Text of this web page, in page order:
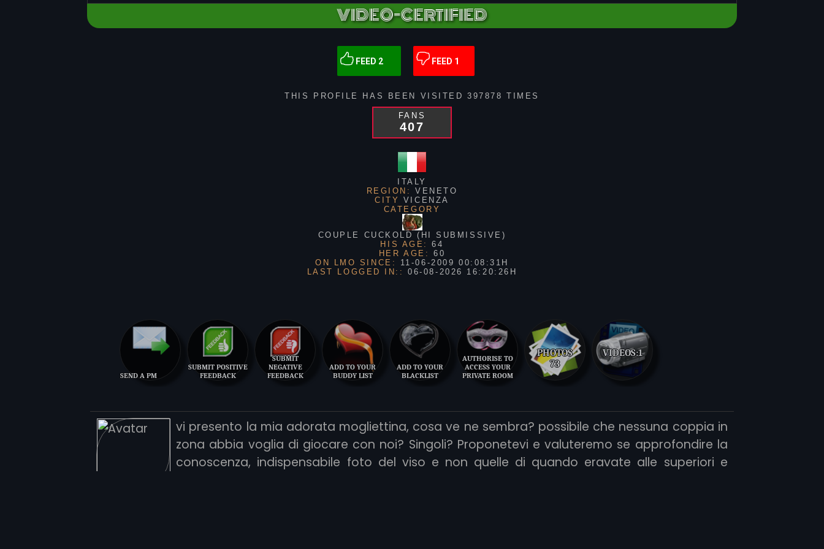
VIDEO-CERTIFIED
FEED 2 FEED 1
THIS PROFILE HAS BEEN VISITED397878 TIMES
FANS
407
ITALY
REGION:
VENETO
CITY
VICENZA
CATEGORY
COUPLE CUCKOLD (HI SUBMISSIVE)
HIS AGE:
64
HER AGE:
60
ON LMO SINCE:
11-06-2009 00:08:31H
LAST LOGGED IN::
06-08-2026 16:20:26H
SEND A PM
SUBMIT POSITIVE
FEEDBACK
SUBMIT
NEGATIVE
FEEDBACK
ADD TO YOUR
BUDDY LIST
ADD TO YOUR
BLACKLIST
AUTHORISE TO
ACCESS YOUR
PRIVATE ROOM
PHOTOS
73
VIDEOS:1
vi presento la mia adorata mogliettina, cosa ve ne sembra? possibile che nessuna coppia in
zona abbia voglia di giocare con noi? Singoli? Proponetevi e valuteremo se approfondire la
conoscenza, indispensabile foto del viso e non quelle di quando eravate alle superiori e